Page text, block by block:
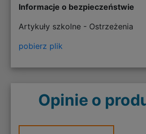
Informacje o bezpieczeństwie
Artykuły szkolne - Ostrzeżenia
pobierz plik
Opinie o